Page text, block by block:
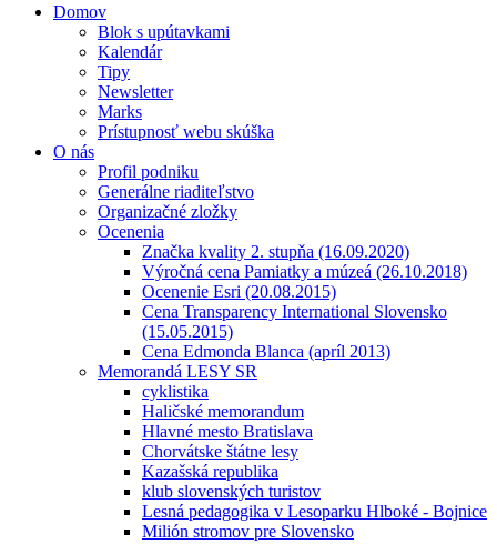
Domov
Blok s upútavkami
Kalendár
Tipy
Newsletter
Marks
Prístupnosť webu skúška
O nás
Profil podniku
Generálne riaditeľstvo
Organizačné zložky
Ocenenia
Značka kvality 2. stupňa (16.09.2020)
Výročná cena Pamiatky a múzeá (26.10.2018)
Ocenenie Esri (20.08.2015)
Cena Transparency International Slovensko
(15.05.2015)
Cena Edmonda Blanca (apríl 2013)
Memorandá LESY SR
cyklistika
Haličské memorandum
Hlavné mesto Bratislava
Chorvátske štátne lesy
Kazašská republika
klub slovenských turistov
Lesná pedagogika v Lesoparku Hlboké - Bojnice
Milión stromov pre Slovensko